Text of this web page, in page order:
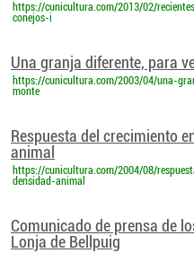
https://cunicultura.com/2013/02/
conejos-i
Una granja diferente, para
https://cunicultura.com/2003/04/una-
monte
Respuesta del crecimiento
animal
https://cunicultura.com/2004/08/
densidad-animal
Comunicado de prensa de
Lonja de Bellpuig